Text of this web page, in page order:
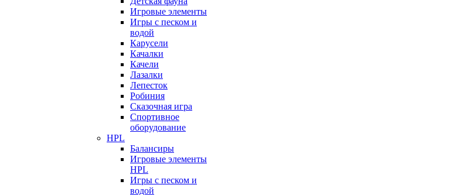
Игровые элементы
Игры с песком и
водой
Карусели
Качалки
Качели
Лазалки
Лепесток
Робиния
Сказочная игра
Спортивное
оборудование
HPL
Балансиры
Игровые элементы
HPL
Игры с песком и
водой